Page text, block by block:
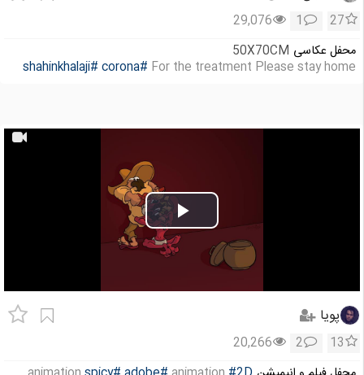
27
1
29,076
محفل عکاسی 50X70CM
For the treatment Please stay home
#corona
#shahinkhalaji
Play
Video
پویا
13
2
20,266